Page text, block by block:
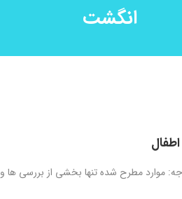
انگشت
موارد مطرح شده تنها بخشی از بررسی ها و